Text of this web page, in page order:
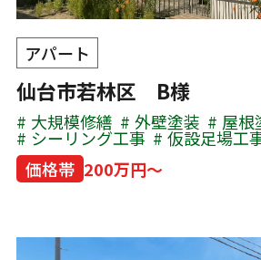
アパート
仙台市若林区 B様
大規模修繕 外壁塗装 屋根
シーリング工事
仮設足場工
価格帯 200万円～